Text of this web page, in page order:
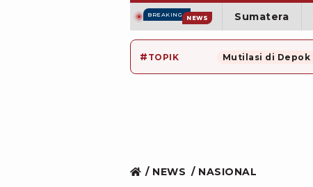
BREAKING NEWS Sumatera
# TOPIK Mutilasi di Depok
NEWS NASIONAL